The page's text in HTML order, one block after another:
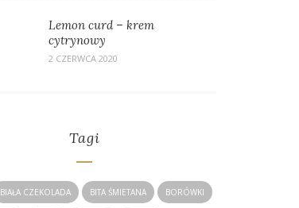
Lemon curd – krem
cytrynowy
2 CZERWCA 2020
Tagi
BIAŁA CZEKOLADA BITA ŚMIETANA BORÓWKI